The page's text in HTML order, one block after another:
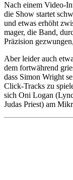
Nach einem Video-
die Show startet
und etwas erhöht
mager, die Band,
Präzision
Aber leider auch
dem fortwährend
dass Simon Wright
Click-Tracks zu
sich Oni Logan
Judas Priest) am